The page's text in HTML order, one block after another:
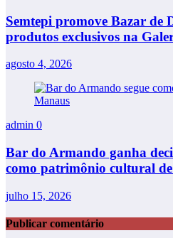
Semtepi promove Bazar de
produtos exclusivos na
agosto 4, 2026
admin 0
Bar do Armando ganha
como patrimônio cultural
julho 15, 2026
Publicar comentário